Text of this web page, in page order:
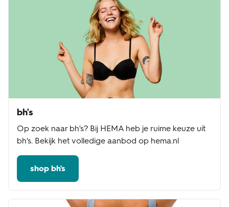
bh's
Op zoek naar bh's? Bij HEMA heb je ruime keuze uit
bh's. Bekijk het volledige aanbod op hema.nl
shop bh's